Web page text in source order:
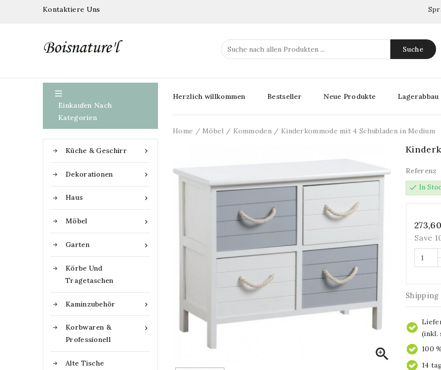
Kontaktiere Uns
Suche

Einkaufen Nach
Kategorien

Küche & Geschirr

Dekorationen

Haus

Möbel

Garten
Körbe Und
Tragetaschen

Kaminzubehör

Korbwaren &
Professionell
Alte Tische
Herzlich willkommen Bestseller Neue Produkte Lagerabbau
Home Möbel Kommoden Kinderkommode mit 4 Schubladen in Medium

Referenz
check In
Save
Shipping
(inkl.
100
14